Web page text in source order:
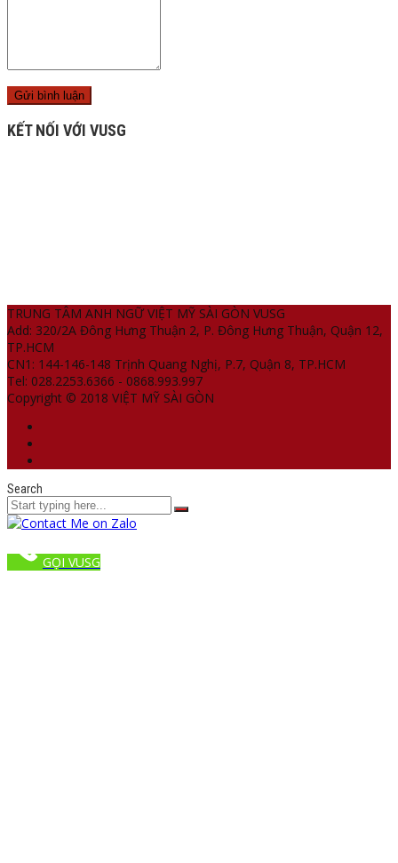
KẾT NỐI VỚI VUSG
TRUNG TÂM ANH NGỮ VIỆT MỸ SÀI GÒN VUSG
Add: 320/2A Đông Hưng Thuận 2, P. Đông Hưng Thuận, Quận 12,
TP.HCM
CN1: 144-146-148 Trịnh Quang Nghị, P.7, Quận 8, TP.HCM
Tel: 028.2253.6366 - 0868.993.997
Copyright © 2018 VIỆT MỸ SÀI GÒN
Search
GỌI VUSG